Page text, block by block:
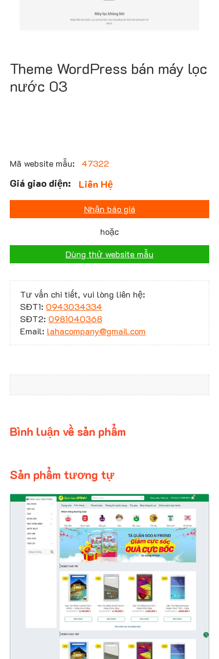
Theme WordPress bán máy lọc
nước 03
Mã website mẫu: 47322
Liên Hệ
Nhận báo giá
hoặc
Dùng thử website mẫu
Tư vấn chi tiết, vui lòng liên hệ:
SĐT1: 0943034334
SĐT2: 0981040368
Email: lahacompany@gmail.com
Bình luận về sản phẩm
Sản phẩm tương tự
4326
CHI TIẾT